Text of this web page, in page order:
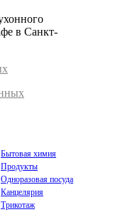
в Санкт-
Бытовая химия
Продукты
Одноразовая посуда
Канцелярия
Трикотаж